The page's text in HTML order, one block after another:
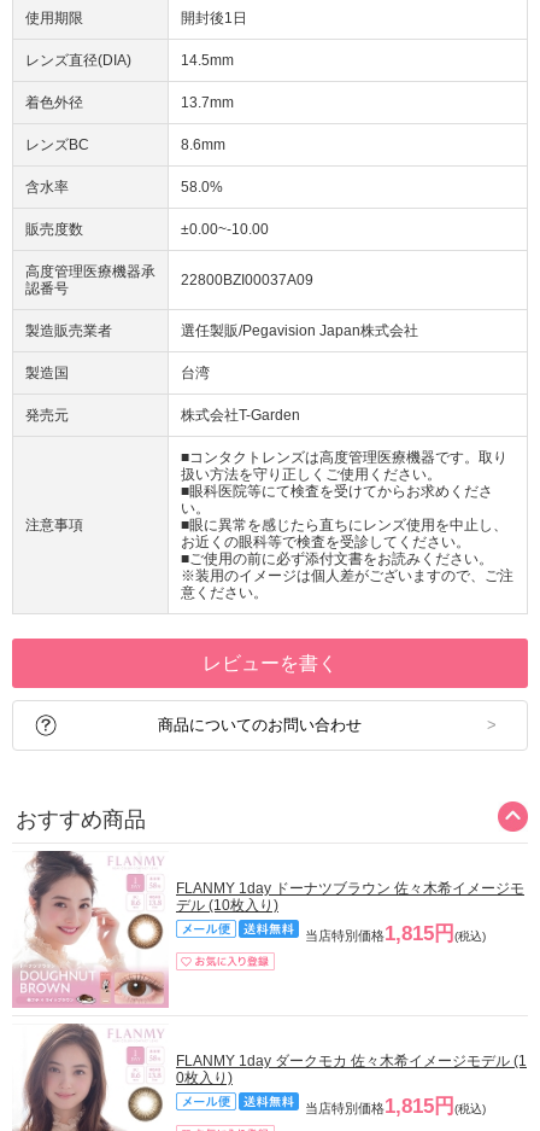
使用期限 開封後1日
レンズ直径(DIA) 14.5mm
着色外径 13.7mm
レンズBC 8.6mm
含水率 58.0%
販売度数 ±0.00~-10.00
高度管理医療機器承
認番号
22800BZI00037A09
製造販売業者 選任製販/Pegavision Japan株式会社
製造国 台湾
発売元 株式会社T-Garden
注意事項
■コンタクトレンズは高度管理医療機器です。取り
扱い方法を守り正しくご使用ください。
■眼科医院等にて検査を受けてからお求めくださ
い。
■眼に異常を感じたら直ちにレンズ使用を中止し、
お近くの眼科等で検査を受診してください。
■ご使用の前に必ず添付文書をお読みください。
※装用のイメージは個人差がございますので、ご注
意ください。
レビューを書く
商品についてのお問い合わせ
おすすめ商品
FLANMY 1day ドーナツブラウン 佐々木希イメージモ
デル (10枚入り)
当店特別価格1,815円 (税込)
FLANMY 1day ダークモカ 佐々木希イメージモデル (1
0枚入り)
当店特別価格1,815円 (税込)